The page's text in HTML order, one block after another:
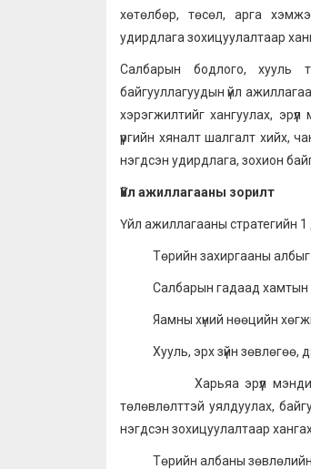
хөтөлбөр, төсөл, арга
удирдлага зохицуулалтаар
Салбарын бодлого, хууль
байгууллагуудын үйл
хэрэгжилтийг хангуулах,
үүргийн хяналт шалгалт хийх,
нэгдсэн удирдлага, зохион
Үйл ажиллагааны зорилт
Үйл ажиллагааны стратегийн 1
Төрийн захиргааны албыг
Салбарын гадаад хамтын
Яамны хүний нөөцийн
Хууль, эрх зүйн зөвлөгөө,
Харьяа эрүүл мэндийн
төлөвлөлттэй уялдуулах,
нэгдсэн зохицуулалтаар
Төрийн албаны зөвлөлийн